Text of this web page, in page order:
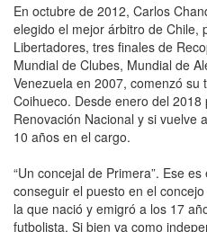
En octubre de 2012, Carlos
elegido el mejor árbitro de Chile,
Libertadores, tres finales de
Mundial de Clubes, Mundial de
Venezuela en 2007, comenzó
Coihueco. Desde enero del
Renovación Nacional y si vuelve
10 años en el cargo.
“Un concejal de Primera”. Ese
conseguir el puesto en el
la que nació y emigró a los 17
futbolista. Si bien va como